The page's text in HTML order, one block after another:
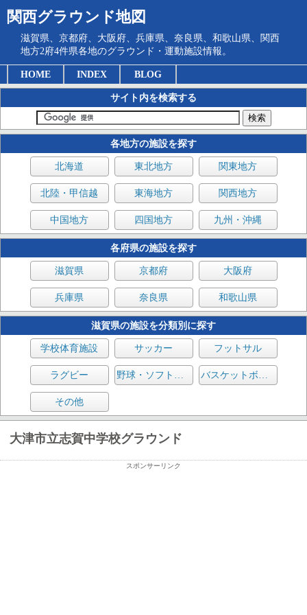
関西グラウンド地図
滋賀県、京都府、大阪府、兵庫県、奈良県、和歌山県、関西
地方2府4件県各地のグラウンド・運動施設情報。
HOME INDEX BLOG
サイト内を検索する
各地方の施設を探す
北海道 東北地方 関東地方
北陸・甲信越 東海地方 関西地方
中国地方 四国地方 九州・沖縄
各府県の施設を探す
滋賀県 京都府 大阪府
兵庫県 奈良県 和歌山県
滋賀県の施設を分類別に探す
学校体育施設 サッカー フットサル
ラグビー 野球・ソフトボール バスケットボール
その他
大津市立志賀中学校グラウンド
スポンサーリンク